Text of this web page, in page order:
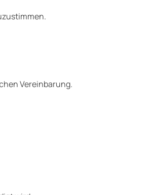
Vereinbarung.